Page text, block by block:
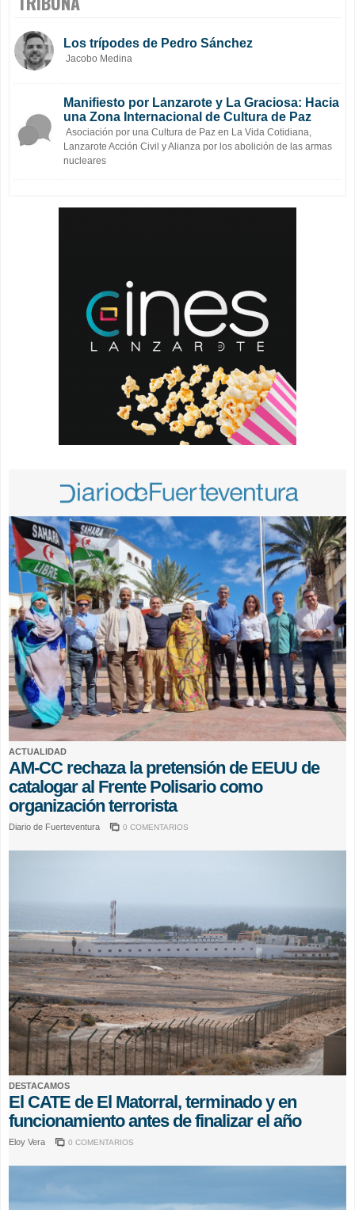
Los trípodes de Pedro Sánchez
Jacobo Medina
Manifiesto por Lanzarote y La Graciosa: Hacia
una Zona Internacional de Cultura de Paz
Asociación por una Cultura de Paz en La Vida Cotidiana,
Lanzarote Acción Civil y Alianza por los abolición de las armas
nucleares
ACTUALIDAD
AM-CC rechaza la pretensión de EEUU de
catalogar al Frente Polisario como
organización terrorista
Diario de Fuerteventura 0 COMENTARIOS
DESTACAMOS
El CATE de El Matorral, terminado y en
funcionamiento antes de finalizar el año
Eloy Vera 0 COMENTARIOS